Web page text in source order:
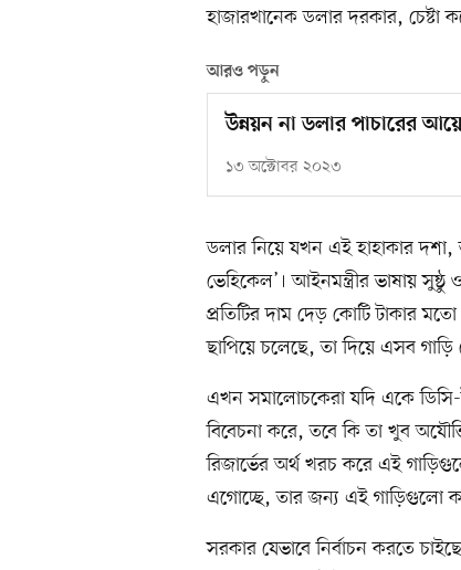
হাজারখানেক ডলার দরকার,
আরও পড়ুন
উন্নয়ন না ডলার পাচারের
১৩ অক্টোবর ২০২৩
ডলার নিয়ে যখন এই হাহাকার
ভেহিকেল’। আইনমন্ত্রীর ভাষায় সুষ্ঠু
প্রতিটির দাম দেড় কোটি টাকার
ছাপিয়ে চলেছে, তা দিয়ে এসব
এখন সমালোচকেরা যদি একে ডিসি-
বিবেচনা করে, তবে কি তা খুব
রিজার্ভের অর্থ খরচ করে এই
এগোচ্ছে, তার জন্য এই গাড়িগুলো
সরকার যেভাবে নির্বাচন করতে